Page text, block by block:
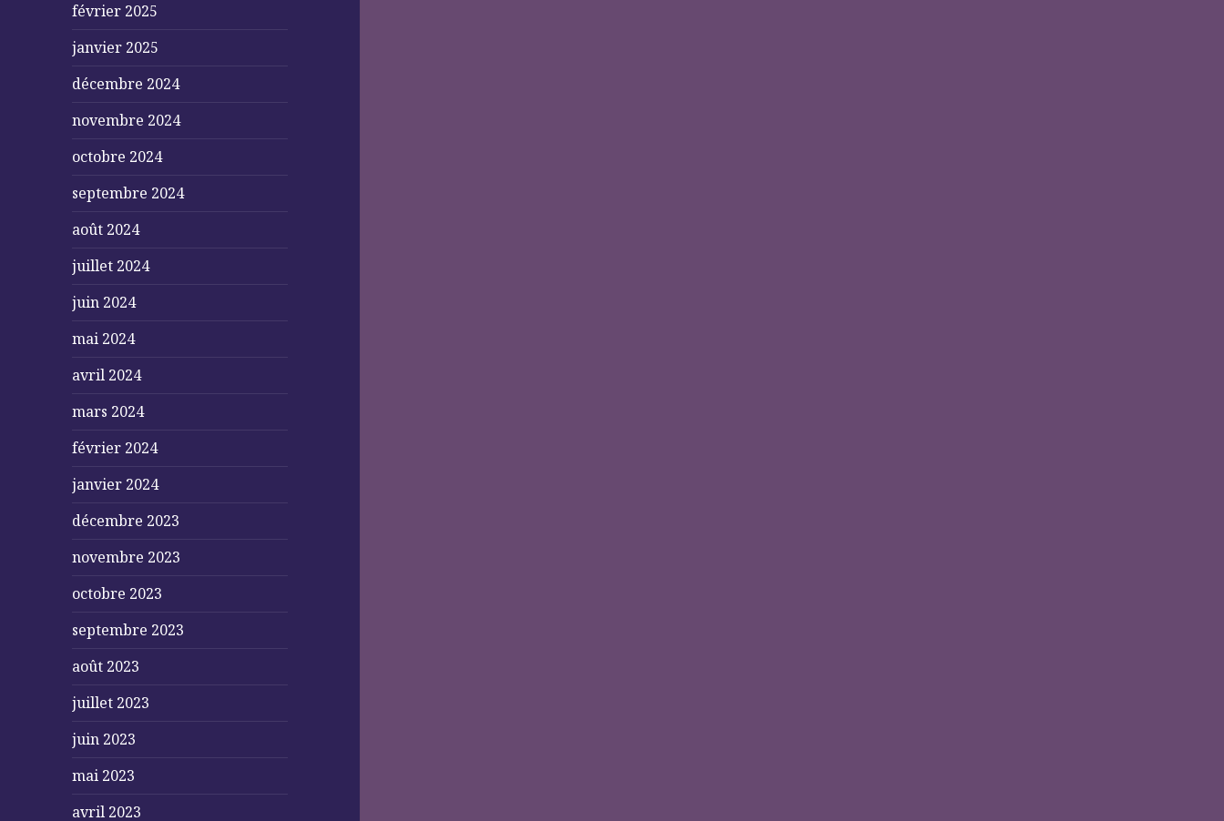
février 2025
janvier 2025
décembre 2024
novembre 2024
octobre 2024
septembre 2024
août 2024
juillet 2024
juin 2024
mai 2024
avril 2024
mars 2024
février 2024
janvier 2024
décembre 2023
novembre 2023
octobre 2023
septembre 2023
août 2023
juillet 2023
juin 2023
mai 2023
avril 2023